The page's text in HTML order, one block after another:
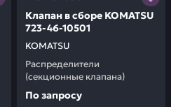
KOMATSU
Клапан в сборе KOMATSU
723-46-10501
Распределители
(секционные клапана)
По запросу